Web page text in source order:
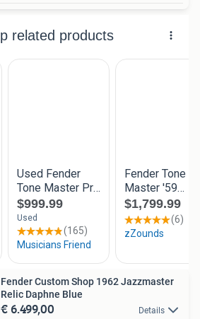
Fender Custom Shop 1962 Jazzmaster
Relic Daphne Blue
€ 6.499,00 Details